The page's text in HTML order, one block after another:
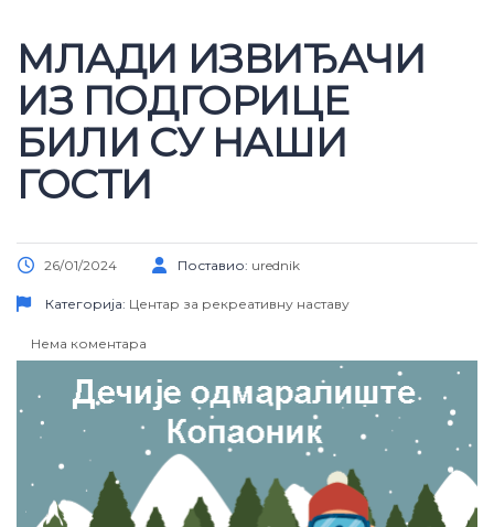
МЛАДИ ИЗВИЂАЧИ
ИЗ ПОДГОРИЦЕ
БИЛИ СУ НАШИ
ГОСТИ
26/01/2024 Поставио: urednik
Категорија: Центар за рекреативну наставу
Нема коментара